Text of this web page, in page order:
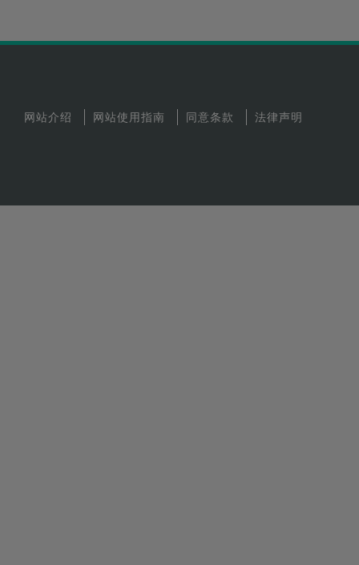
网站介绍 网站使用指南 同意条款 法律声明